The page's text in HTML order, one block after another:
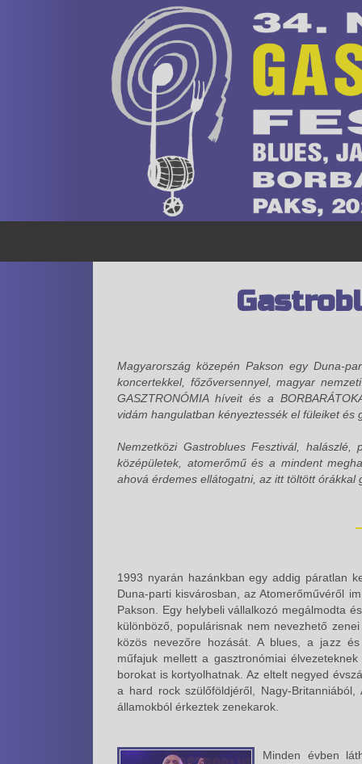
Magyarország közepén Pakson egy Duna-
koncertekkel, főzőversennyel, magyar
GASZTRONÓMIA híveit és a
vidám hangulatban kényeztessék el füleiket és
Nemzetközi Gastroblues Fesztivál,
középületek, atomerőmű és a mindent
ahová érdemes ellátogatni, az itt töltött órákkal
1993 nyarán hazánkban egy addig páratlan
Duna-parti kisvárosban, az Atomerőművéről
Pakson. Egy helybeli vállalkozó megálmodta
különböző, populárisnak nem nevezhető
közös nevezőre hozását. A blues, a jazz
műfajuk mellett a gasztronómiai
borokat is kortyolhatnak. Az eltelt negyed
a hard rock szülőföldjéről, Nagy-
államokból érkeztek zenekarok.
Minden évben